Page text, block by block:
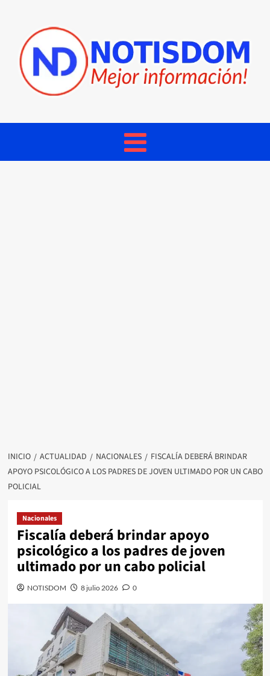
INICIO ACTUALIDAD NACIONALES
FISCALÍA DEBERÁ BRINDAR
APOYO PSICOLÓGICO A LOS PADRES DE JOVEN ULTIMADO POR UN CABO
POLICIAL
Nacionales
Fiscalía deberá brindar apoyo
psicológico a los padres de joven
ultimado por un cabo policial
NOTISDOM 8 julio 2026 0